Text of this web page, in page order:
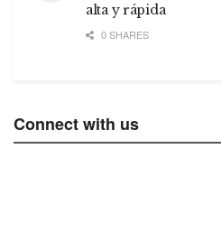
alta y rápida
0 SHARES
Connect with us